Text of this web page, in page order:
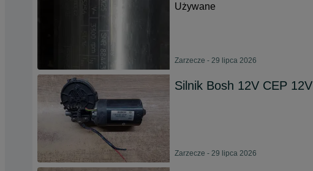
Używane
Zarzecze - 29 lipca 2026
Silnik Bosh 12V CEP 12V
Zarzecze - 29 lipca 2026